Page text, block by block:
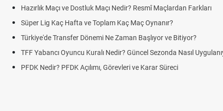
Hazırlık Maçı ve Dostluk Maçı Nedir? Resmî Maçlardan Farkları
Süper Lig Kaç Hafta ve Toplam Kaç Maç Oynanır?
Türkiye'de Transfer Dönemi Ne Zaman Başlıyor ve Bitiyor?
TFF Yabancı Oyuncu Kuralı Nedir? Güncel Sezonda Nasıl
PFDK Nedir? PFDK Açılımı, Görevleri ve Karar Süreci